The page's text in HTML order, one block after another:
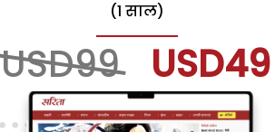
(1 साल)
USD99 USD49